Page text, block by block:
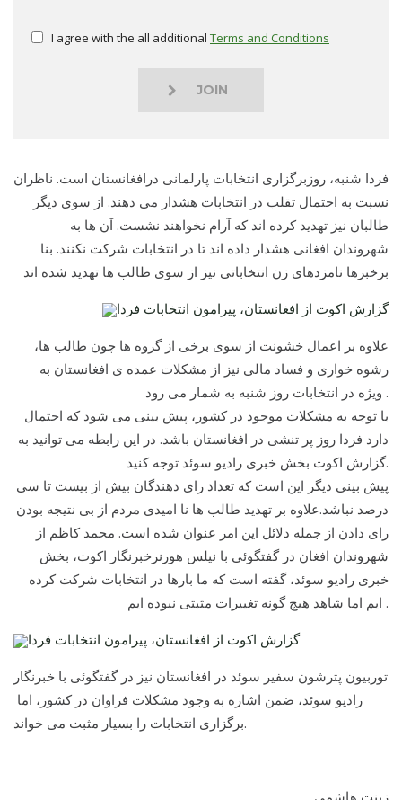
I agree with the all additional Terms and Conditions
JOIN
فردا شنبه، روزبرگزاری انتخابات پارلمانی درافغانستان است. ناظران
نسبت به احتمال تقلب در انتخابات هشدار می دهند. از سوی دیگر
طالبان نیز تهدید کرده اند که آرام نخواهند نشست. آن ها به
شهروندان افغانی هشدار داده اند تا در انتخابات شرکت نکنند. بنا
برخبرها نامزدهای زن انتخاباتی نیز از سوی طالب ها تهدید شده اند
گزارش اکوت از افغانستان، پیرامون انتخابات فردا
علاوه بر اعمال خشونت از سوی برخی از گروه ها چون طالب ها،
رشوه خواری و فساد مالی نیز از مشکلات عمده ی افغانستان به
ویژه در انتخابات روز شنبه به شمار می رود .
با توجه به مشکلات موجود در کشور، پیش بینی می شود که احتمال
دارد فردا روز پر تنشی در افغانستان باشد. در این رابطه می توانید به
گزارش اکوت بخش خبری رادیو سوئد توجه کنید.
پیش بینی دیگر این است که تعداد رای دهندگان بیش از بیست تا سی
درصد نباشد.علاوه بر تهدید طالب ها نا امیدی مردم از بی نتیجه بودن
رای دادن از جمله دلائل این امر عنوان شده است. محمد کاظم از
شهروندان افغان در گفتگوئی با نیلس هورنرخبرنگار اکوت، بخش
خبری رادیو سوئد، گفته است که ما بارها در انتخابات شرکت کرده
ایم اما شاهد هیچ گونه تغییرات مثبتی نبوده ایم .
گزارش اکوت از افغانستان، پیرامون انتخابات فردا
توربیون پترشون سفیر سوئد در افغانستان نیز در گفتگوئی با خبرنگار
رادیو سوئد، ضمن اشاره به وجود مشکلات فراوان در کشور، اما
برگزاری انتخابات را بسیار مثبت می خواند.
زینت هاشمی